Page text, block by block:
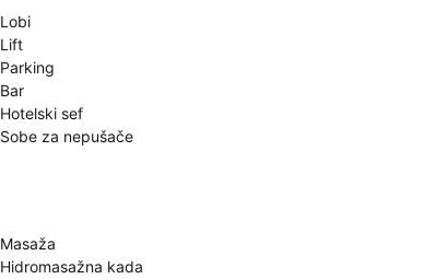
Lobi
Lift
Parking
Bar
Hotelski sef
Sobe za nepušače
Masaža
Hidromasažna kada